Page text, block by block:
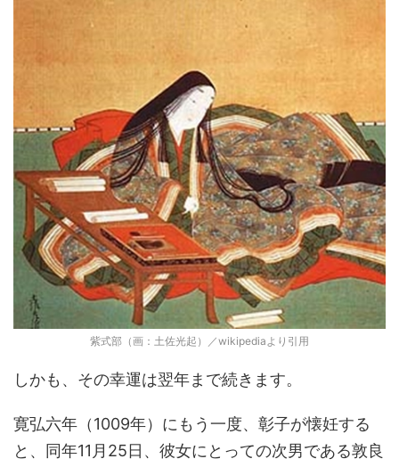
紫式部（画：土佐光起）／wikipediaより引用
しかも、その幸運は翌年まで続きます。
寛弘六年（1009年）にもう一度、彰子が懐妊する
と、同年11月25日、彼女にとっての次男である敦良